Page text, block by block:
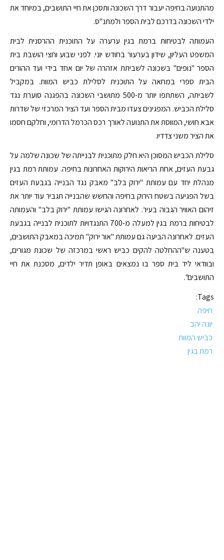
מהתנועה בחיפה יעבור דרך השכונה ותסכן את חיי התושבים, במיוחד את
ילדי השכונה בדרכם לבית הספר ולמתנ"ס.
העמותה לבטיחות ברמת בגין ערערה על התוכנית ההרסנית לבית
המשפט העליון, שידון בערעור בחודש יוני. לפני שבוע וחצי הושבת בית
הספר "נופים" בשכונה לשביתת אזהרה של יום אחד בידי ועד ההורים
הבית ספרי במחאה על התוכנית לסלילת כביש המוות. במקביל
לשביתה, השתתפו יותר מ-500 מתושבי השכונה בהפגנה סוערת נגד
סלילת הכביש. המפגינים צעדו מבית הספר ועד הציר המרכזי של שדרות
אבא חושי, המווסת את התנועה לאורך רכס הכרמל הדרומי, וחלקם חסמו
את הציר משני צדדיו.
סלילת הכביש המסוכן היא חלק מתוכנית לבנייתה של שכונה שלמה על
גבעת העזים, אחת הריאות הירוקות האחרונות בחיפה. עמותת רמת בגין
מנהלת יחד עם עמותת "ירוק בלב" מאבק נגד הבנייה בגבעת העזים
בשל הפגיעה בשטח הירוק בחיפה והחשש שהבנייה תגביר עוד יותר את
זיהום האוויר הגבוה בעיר. לאחרונה הגישו עמותת "ירוק בלב" והעמותה
לבטיחות ברמת בגין למעלה מ-700 התנגדויות לתוכנית לבנייה בגבעת
העזים. לאחרונה הביעה גם עמותת "אור ירוק" תמיכה במאבק התושבים,
בטענה ש"ההחלטה להקים כביש ראשי במרכזה של שכונת מגורים,
ובוודאי ליד בית ספר בו נמצאים באופן תדיר ילדים, מסכנת את חיי
התושבים".
Tags:
חיפה
יונה יהב
כביש המוות
רמת בגין